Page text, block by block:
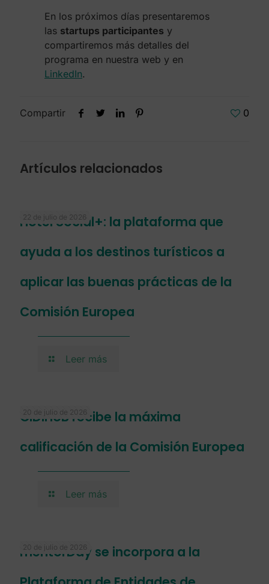
En los próximos días presentaremos
las startups participantes y
compartiremos más detalles del
programa en nuestra web y en
LinkedIn.
Compartir 0
Artículos relacionados
22 de julio de 2026
Hotel Social+: la plataforma que
ayuda a los destinos turísticos a
aplicar las buenas prácticas de la
Comisión Europea
Leer más
20 de julio de 2026
CIDIHUB recibe la máxima
calificación de la Comisión Europea
Leer más
20 de julio de 2026
mentorDay se incorpora a la